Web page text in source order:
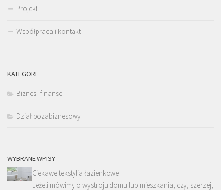
Projekt
Współpraca i kontakt
KATEGORIE
Biznes i finanse
Dział pozabiznesowy
WYBRANE WPISY
Ciekawe tekstylia łazienkowe
Jeżeli mówimy o wystroju domu lub mieszkania, czy, szerzej,